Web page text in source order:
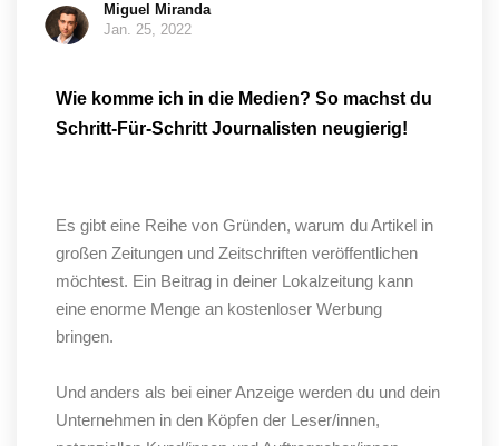
Miguel Miranda
Jan. 25, 2022
Wie komme ich in die Medien? So machst du
Schritt-Für-Schritt Journalisten neugierig!
Es gibt eine Reihe von Gründen, warum du Artikel in
großen Zeitungen und Zeitschriften veröffentlichen
möchtest. Ein Beitrag in deiner Lokalzeitung kann
eine enorme Menge an kostenloser Werbung
bringen.
Und anders als bei einer Anzeige werden du und dein
Unternehmen in den Köpfen der Leser/innen,